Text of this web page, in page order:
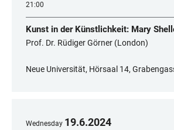
21:00
Kunst in der Künstlichkeit: Mary
Prof. Dr. Rüdiger Görner (London)
Neue Universität, Hörsaal 14,
Wednesday 19.6.2024